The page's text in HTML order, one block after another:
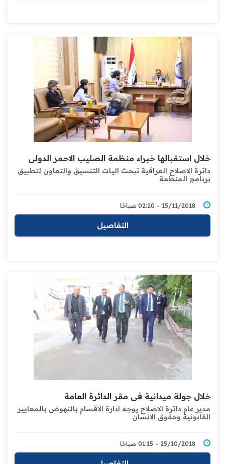
خلال استقبالها خبراء منظمة الصليب الاحمر الدولي
دائرة الاصلاح العراقية تبحث اليات التنسيق والتعاون لتطبيق
برنامج المنظمة
15/11/2018 - 02:20 صباحًا
التفاصيل
خلال جولة ميدانية في مقر الدائرة العامة
مدير عام دائرة الاصلاح يوجه ادارة الاقسام بالنهوض بالمعايير
القانونية وحقوق الانسان
25/10/2018 - 01:15 صباحًا